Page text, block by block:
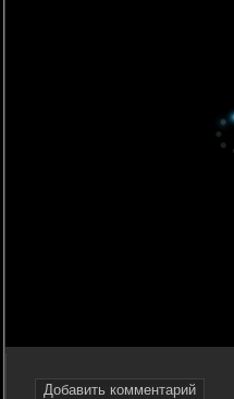
Добавить комментарий